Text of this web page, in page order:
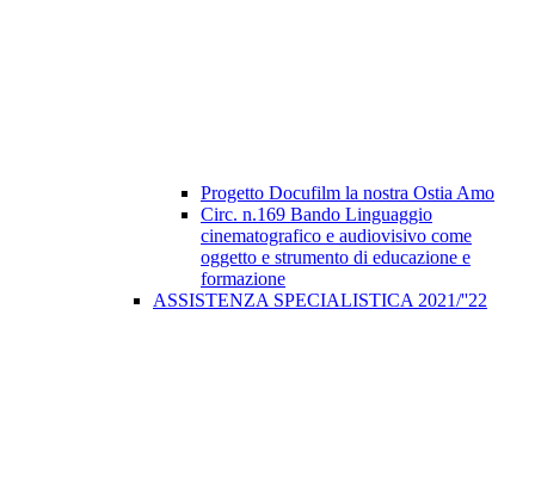
Progetto Docufilm la nostra Ostia Amo
Circ. n.169 Bando Linguaggio
cinematografico e audiovisivo come
oggetto e strumento di educazione e
formazione
ASSISTENZA SPECIALISTICA 2021/''22